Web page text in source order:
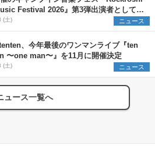
Festival 2026』第3弾出演者として
DO、かりゆし58、Reiを発表
(土) ニュース
、今年最後のワンマンライブ『ten
〜one man〜』を11月に開催決定
(土) ニュース
ュース一覧へ